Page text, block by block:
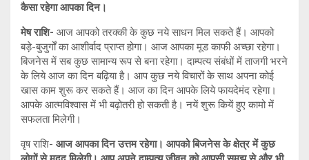
कैसा रहेगा आपका दिन।
मेष राशि- आज आपको तरक्की के कुछ नये साधन मिल सकते हैं। आपको
बड़े-बुजुर्गों का आशीर्वाद प्राप्त होगा। आज आपका मूड काफी अच्छा रहेगा।
बिजनेस में सब कुछ सामान्य रूप से बना रहेगा। दाम्पत्य संबंधों में ताजगी भरने
के लिये आज का दिन बढ़िया है। आप कुछ नये विचारों के साथ अपना कोई
खास काम शुरू कर सकते हैं। आज का दिन आपके लिये फायदेमंद रहेगा।
आपके आत्मविश्वास में भी बढ़ोतरी हो सकती है। नयें शुरू कियें हुए कामो में
सफलता मिलेगी।
वृष राशि- आज आपका दिन उत्तम रहेगा। आपको बिजनेस के क्षेत्र में कुछ